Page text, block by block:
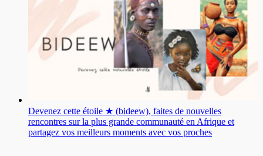
Devenez cette étoile ★ (bideew), faites de nouvelles
rencontres sur la plus grande communauté en Afrique et
partagez vos meilleurs moments avec vos proches